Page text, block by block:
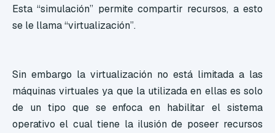
Esta “simulación” permite compartir recursos, a esto
se le llama “virtualización”.
Sin embargo la virtualización no está limitada a las
máquinas virtuales ya que la utilizada en ellas es solo
de un tipo que se enfoca en habilitar el sistema
operativo el cual tiene la ilusión de poseer recursos